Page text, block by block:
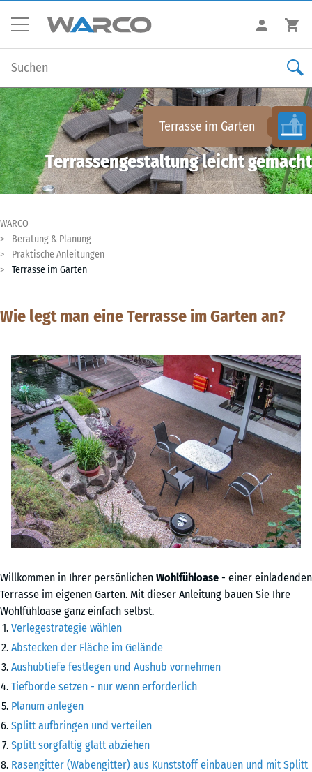
Terrasse im Garten
Terrassengestaltung leicht gemacht
WARCO
Beratung & Planung
Praktische Anleitungen
Terrasse im Garten
Wie legt man eine Terrasse im Garten an?
Willkommen in Ihrer persönlichen Wohlfühloase - einer einladenden
Terrasse im eigenen Garten. Mit dieser Anleitung bauen Sie Ihre
Wohlfühloase ganz einfach selbst.
Verlegestrategie wählen
Abstecken der Fläche im Gelände
Aushubtiefe festlegen und Aushub vornehmen
Tiefborde setzen - nur wenn erforderlich
Planum anlegen
Splitt aufbringen und verteilen
Splitt sorgfältig glatt abziehen
Rasengitter (Wabengitter) aus Kunststoff einbauen und mit Splitt